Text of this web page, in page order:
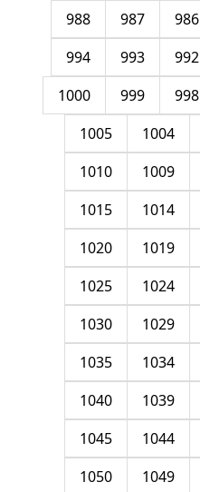
986
987
988
992
993
994
998
999
1000
1004
1005
1009
1010
1014
1015
1019
1020
1024
1025
1029
1030
1034
1035
1039
1040
1044
1045
1049
1050